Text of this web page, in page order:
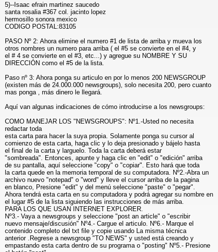
5)--Isaac efrain martinez saucedo
santa rosalia #367 col. jacinto lopez
hermosillo sonora mexico
CODIGO POSTAL:83105
PASO Nº 2: Ahora elimine el numero #1 de lista de arriba y mueva los
otros nombres un numero para arriba ( el #5 se convierte en el #4, y
el # 4 se convierte en el #3, etc...) y agregue su NOMBRE Y SU
DIRECCIÓN como el #5 de la lista.
Paso nº 3: Ahora ponga su articulo en por lo menos 200 NEWSGROUP
(existen más de 24.000.000 newsgroups), solo necesita 200, pero cuanto
mas ponga , más dinero le llegará.
Aquí van algunas indicaciones de cómo introducirse a los newsgroups:
COMO MANEJAR LOS "NEWSGROUPS": Nº1.-Usted no necesita
redactar toda
esta carta para hacer la suya propia. Solamente ponga su cursor al
comienzo de esta carta, haga clic y lo deja presionado y bájelo hasta
el final de la carta y larguelo. Toda la carta deberá estar
"sombreada". Entonces, apunte y haga clic en "edit" o "edición" arriba
de su pantalla, aquí seleccione "copy" o "copiar". Esto hará que toda
la carta quede en la memoria temporal de su computadora. Nº2.-Abra un
archivo nuevo "notepad" o "word" y lleve el cursor arriba de la pagina
en blanco, Presione "edit" y del menú seleccione "paste" o "pegar".
Ahora tendrá esta carta en su computadora y podrá agregar su nombre en
el lugar #5 de la lista siguiendo las instrucciones de más arriba.
PARA LOS QUE USAN INTERNET EXPLORER.
Nº3.- Vaya a newsgroups y seleccione "post an article" o "escribir
nuevo mensaje/discusión" Nº4.- Cargue el articulo. Nº6.- Marque el
contenido completo del txt file y copie usando La misma técnica
anterior .Regrese a newsgroup "TO NEWS" y usted está creando y
empastando esta carta dentro de su programa o "posting" Nº5.- Presione